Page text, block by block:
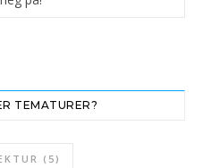
TEMATURER?
(5)